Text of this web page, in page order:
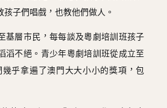
子們唱戲，也教他們做人。
基層市民，每每談及粵劇培訓班孩子
滔不絕。青少年粵劇培訓班從成立至
乎拿遍了澳門大大小小的獎項，包